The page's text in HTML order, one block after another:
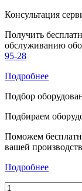
Консультация
Получить
обслуживанию
95-28
Подробнее
Подбор
Подбираем
Поможем
вашей
Подробнее